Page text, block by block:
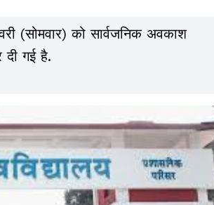
(सोमवार) को सार्वजनिक अवकाश
दी गई है.